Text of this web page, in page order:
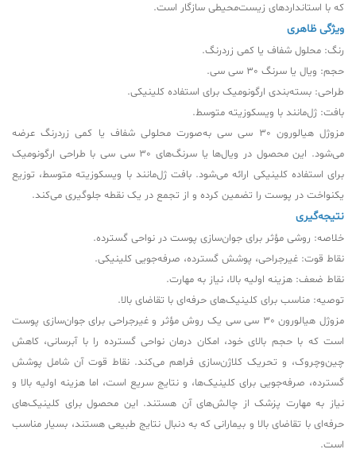
که با استانداردهای زیست‌محیطی سازگار است.
ویژگی ظاهری
رنگ: محلول شفاف یا کمی زردرنگ.
حجم: ویال یا سرنگ 30 سی سی.
طراحی: بسته‌بندی ارگونومیک برای استفاده کلینیکی.
بافت: ژل‌مانند با ویسکوزیته متوسط.
مزوژل هیالورون 30 سی سی به‌صورت محلولی شفاف یا کمی زردرنگ عرضه
می‌شود. این محصول در ویال‌ها یا سرنگ‌های 30 سی سی با طراحی ارگونومیک
برای استفاده کلینیکی ارائه می‌شود. بافت ژل‌مانند با ویسکوزیته متوسط، توزیع
یکنواخت در پوست را تضمین کرده و از تجمع در یک نقطه جلوگیری می‌کند.
نتیجه‌گیری
خلاصه: روشی مؤثر برای جوان‌سازی پوست در نواحی گسترده.
نقاط قوت: غیرجراحی، پوشش گسترده، صرفه‌جویی کلینیکی.
نقاط ضعف: هزینه اولیه بالا، نیاز به مهارت.
توصیه: مناسب برای کلینیک‌های حرفه‌ای با تقاضای بالا.
مزوژل هیالورون 30 سی سی یک روش مؤثر و غیرجراحی برای جوان‌سازی پوست
است که با حجم بالای خود، امکان درمان نواحی گسترده را با آبرسانی، کاهش
چین‌وچروک، و تحریک کلاژن‌سازی فراهم می‌کند. نقاط قوت آن شامل پوشش
گسترده، صرفه‌جویی برای کلینیک‌ها، و نتایج سریع است، اما هزینه اولیه بالا و
نیاز به مهارت پزشک از چالش‌های آن هستند. این محصول برای کلینیک‌های
حرفه‌ای با تقاضای بالا و بیمارانی که به دنبال نتایج طبیعی هستند، بسیار مناسب
است.